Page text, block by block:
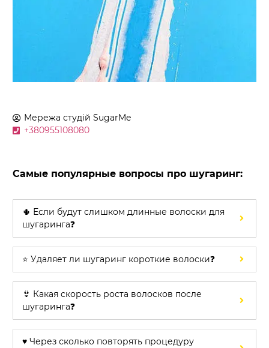
Мережа студій SugarMe
+380955108080
Самые популярные вопросы про шугаринг:
🌵 Если будут слишком длинные волоски для
шугаринга❓
⭐ Удаляет ли шугаринг короткие волоски❓
👙 Какая скорость роста волосков после
шугаринга❓
♥️ Через сколько повторять процедуру